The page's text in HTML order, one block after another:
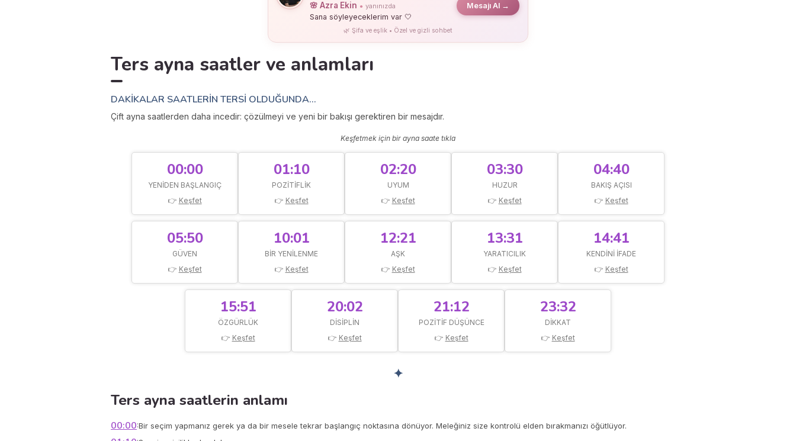
🌸 Azra Ekin ● yanınızda
Sana söyleyeceklerim var 🤍
Mesajı Al →
🌿 Şifa ve eşlik • Özel ve gizli sohbet
Ters ayna saatler ve anlamları
DAKIKALAR SAATLERIN TERSI OLDUĞUNDA...
Çift ayna saatlerden daha incedir: çözülmeyi ve yeni bir bakışı gerektiren bir mesajdır.
Keşfetmek için bir ayna saate tıkla
00:00
YENIDEN BAŞLANGIÇ
👉 Keşfet
01:10
POZITIFLIK
👉 Keşfet
02:20
UYUM
👉 Keşfet
03:30
HUZUR
👉 Keşfet
04:40
BAKIŞ AÇISI
👉 Keşfet
05:50
GÜVEN
👉 Keşfet
10:01
BIR YENILENME
👉 Keşfet
12:21
AŞK
👉 Keşfet
13:31
YARATICILIK
👉 Keşfet
14:41
KENDINI IFADE
👉 Keşfet
15:51
ÖZGÜRLÜK
👉 Keşfet
20:02
DISIPLIN
👉 Keşfet
21:12
POZITIF DÜŞÜNCE
👉 Keşfet
23:32
DIKKAT
👉 Keşfet
✦
Ters ayna saatlerin anlamı
00:00:Bir seçim yapmanız gerek ya da bir mesele tekrar başlangıç noktasına dönüyor. Meleğiniz size kontrolü elden bırakmanızı öğütlüyor.